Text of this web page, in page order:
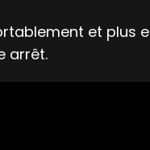
et
arrêt.